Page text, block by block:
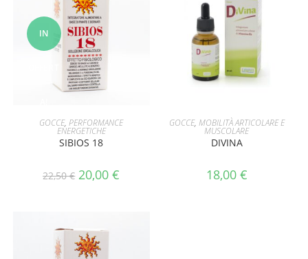
IN
AGGIUNGI AL CARRELLO
GOCCE,PERFORMANCE
ENERGETICHE
SIBIOS 18
22,50€ 20,00€
AGGIUNGI AL CARRELLO
GOCCE, MOBILITÀ ARTICOLARE E
MUSCOLARE
DIVINA
18,00 €